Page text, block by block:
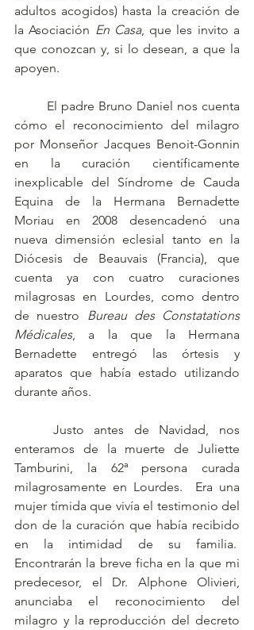
adultos acogidos) hasta la creación de
la Asociación En Casa, que les invito a
que conozcan y, si lo desean, a que la
apoyen.
cómo el reconocimiento del milagro
por Monseñor Jacques Benoit-Gonnin
en la curación científicamente
inexplicable del Síndrome de Cauda
Equina de la Hermana Bernadette
Moriau en 2008 desencadenó una
nueva dimensión eclesial tanto en la
Diócesis de Beauvais (Francia), que
cuenta ya con cuatro curaciones
milagrosas en Lourdes, como dentro
de nuestro Bureau des Constatations
Médicales, a la que la Hermana
Bernadette entregó las órtesis y
aparatos que había estado utilizando
durante años.
enteramos de la muerte de Juliette
Tamburini, la 62ª persona curada
milagrosamente en Lourdes.  Era una
mujer tímida que vivía el testimonio del
don de la curación que había recibido
en la intimidad de su familia.
Encontrarán la breve ficha en la que mi
predecesor, el Dr. Alphone Olivieri,
anunciaba el reconocimiento del
milagro y la reproducción del decreto